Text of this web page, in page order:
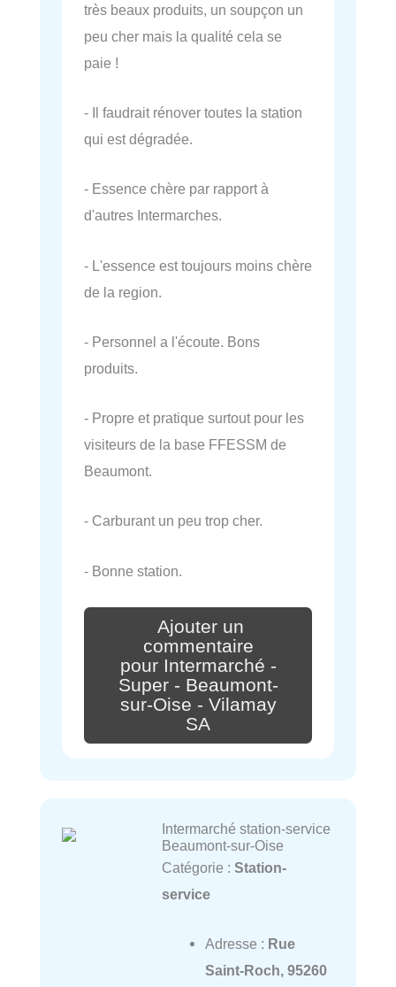
très beaux produits, un soupçon un
peu cher mais la qualité cela se
paie !
- Il faudrait rénover toutes la station
qui est dégradée.
- Essence chère par rapport à
d'autres Intermarches.
- L'essence est toujours moins chère
de la region.
- Personnel a l'écoute. Bons
produits.
- Propre et pratique surtout pour les
visiteurs de la base FFESSM de
Beaumont.
- Carburant un peu trop cher.
- Bonne station.
Ajouter un
commentaire
pour Intermarché -
Super - Beaumont-
sur-Oise - Vilamay
SA
Intermarché station-service
Beaumont-sur-Oise
Catégorie : Station-
service
Adresse : Rue
Saint-Roch, 95260